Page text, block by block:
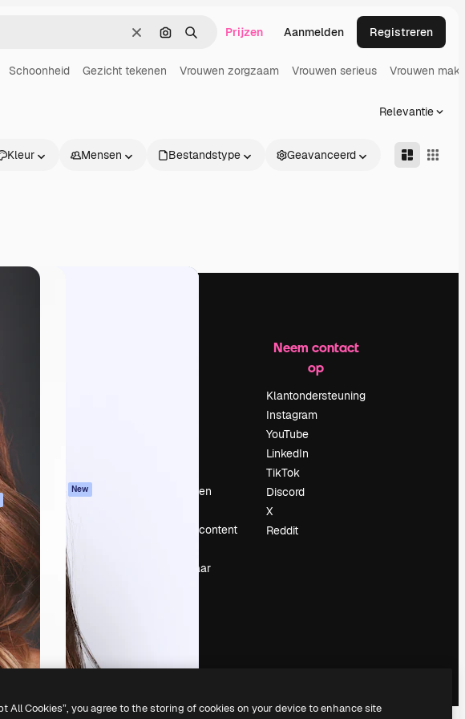
WissenZoeken op afbeelding
ZoekenPrijzen Aanmelden Registreren
Schoonheid Gezicht tekenen Vrouwen zorgzaam Vrouwen serieus Vrouwen
Relevantie
Kleur Mensen Bestandstype Geavanceerd
Originelen
New
Cookiebeleid
Vertrouwenscentrum
Partners
Onderneming
Evenementen
Verkoop je content
Op zoek naar
Neem contact
op
Klantondersteuning
Instagram
YouTube
LinkedIn
TikTok
Discord
X
Reddit
.
All Cookies”, you agree to the storing of cookies on your device to enhance site